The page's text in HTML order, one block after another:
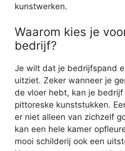
kunstwerken.
Waarom kies je
bedrijf?
Je wilt dat je bedrijfspand
uitziet. Zeker wanneer je
de vloer hebt, kan je
pittoreske kunststukken.
er niet alleen van zichzelf
kan een hele kamer
mooi schilderij ook een